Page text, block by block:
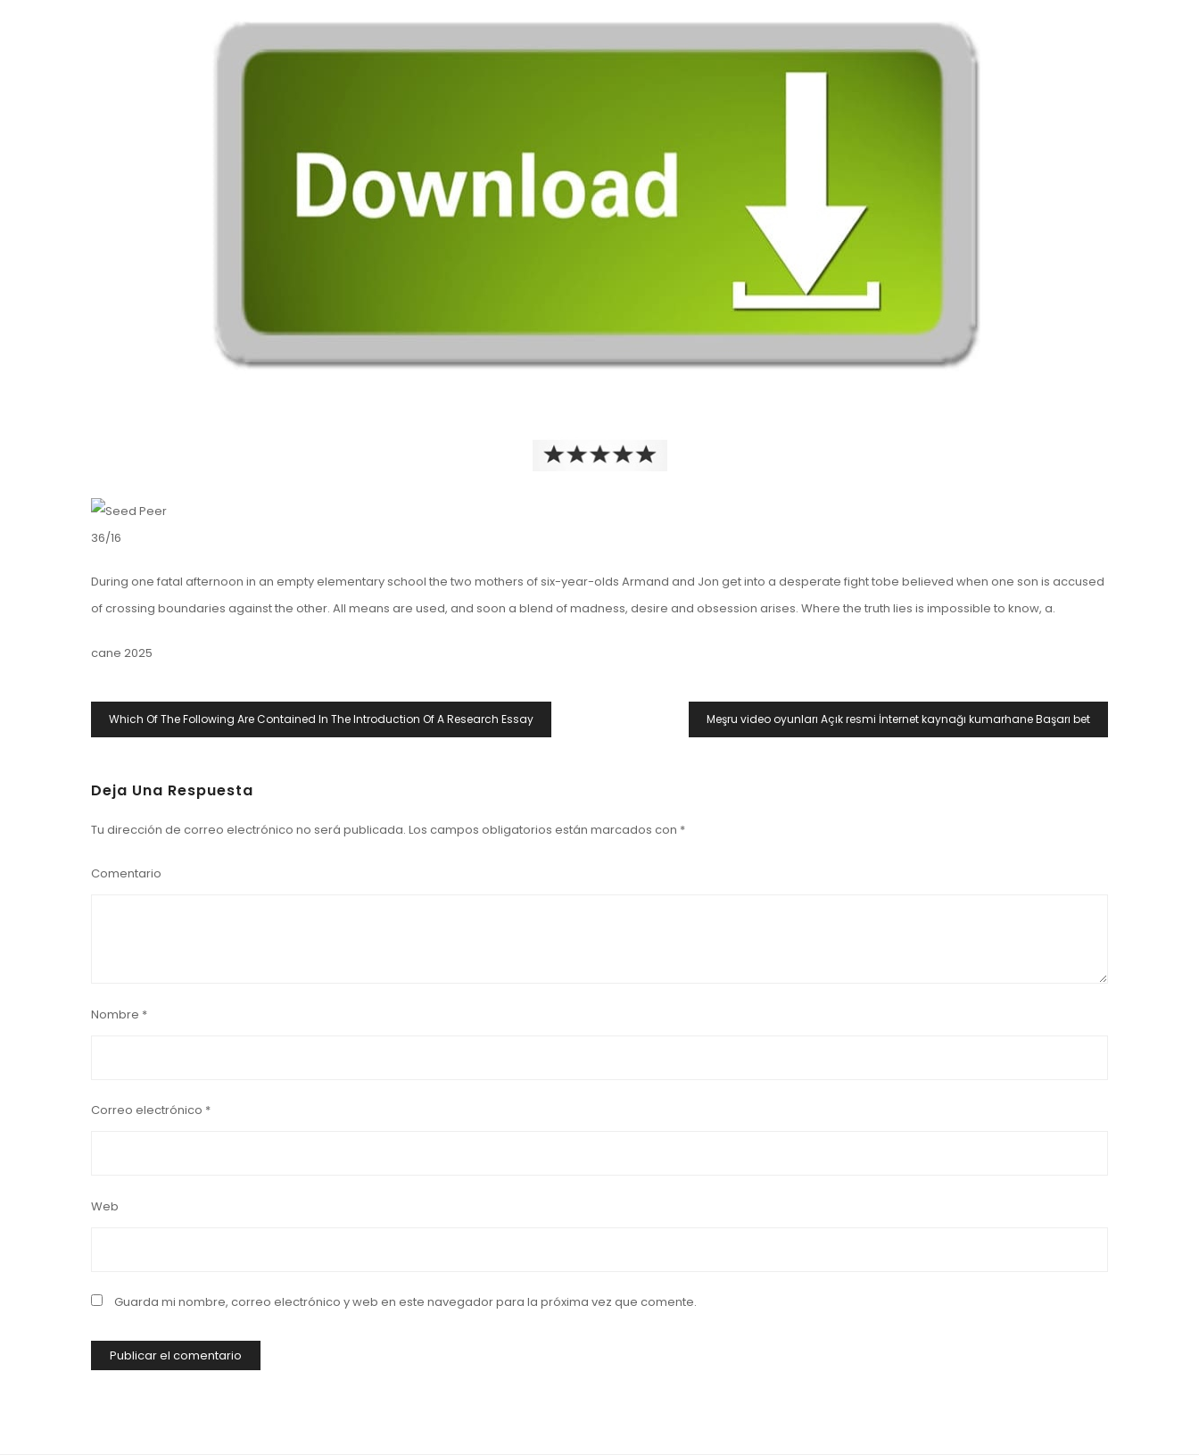
36/16
During one fatal afternoon in an empty elementary school the two mothers of six-year-olds Armand and Jon get into a desperate fight tobe believed when one son is accused
of crossing boundaries against the other. All means are used, and soon a blend of madness, desire and obsession arises. Where the truth lies is impossible to know, a.
cane 2025
Navegación
De
Which Of The Following Are Contained In The Introduction Of A Research Essay Meşru video oyunları Açık resmi İnternet kaynağı kumarhane Başarı bet
Deja Una Respuesta
Tu dirección de correo electrónico no será publicada. Los campos obligatorios están marcados con *
Comentario
Nombre *
Correo electrónico *
Web
Guarda mi nombre, correo electrónico y web en este navegador para la próxima vez que comente.